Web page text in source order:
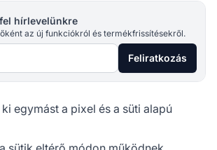
hírlevelünkre
az új funkciókról és termékfrissítésekről.
Feliratkozás
egymást a pixel és a süti alapú